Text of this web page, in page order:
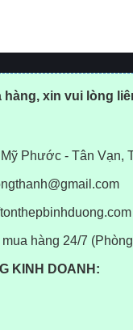
hàng, xin vui lòng
Phước - Tân Vạn,
hàng 24/7
KINH DOANH: